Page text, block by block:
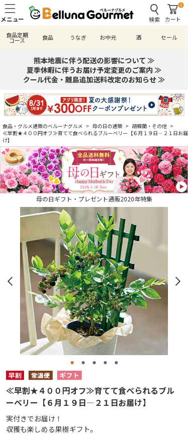
検索
0
カート
食品定期
コース 食品 うなぎ お中元 酒 セール
熊本地震に伴う配送の影響について ≫
夏季休暇に伴うお届け予定変更のご案内 ≫
クール代金・離島追加送料改定のお知らせ ≫
食品・グルメ通販のベルーナグルメ > 母の日の通販 > 胡蝶蘭・その他 >
≪早割★４００円オフ≫育てて食べられるブルーベリー【６月１９日―２１日お届
け】
母の日ギフト・プレゼント通販2020年特集
≪早割★４００円オフ≫育てて食べられるブル
ーベリー【６月１９日―２１日お届け】
実付きでお届け！
収穫も楽しめる果樹ギフト。